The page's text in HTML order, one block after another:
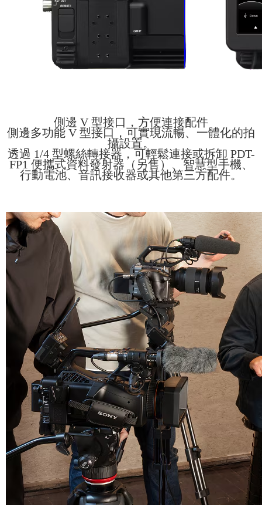
側邊 V 型接口，方便連接配件
側邊多功能 V 型接口，可實現流暢、一體化的拍
攝設置。
透過 1/4 型螺絲轉接器，可輕鬆連接或拆卸 PDT-
FP1 便攜式資料發射器（另售）、智慧型手機、
行動電池、音訊接收器或其他第三方配件。